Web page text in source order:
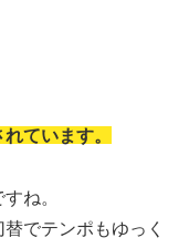
ています。
ね。
でテンポもゆっく